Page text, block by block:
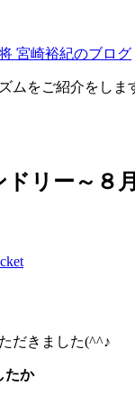
宮崎裕紀のブログ
ムをご紹介をしま
リー～８
だきました(^^♪
たか